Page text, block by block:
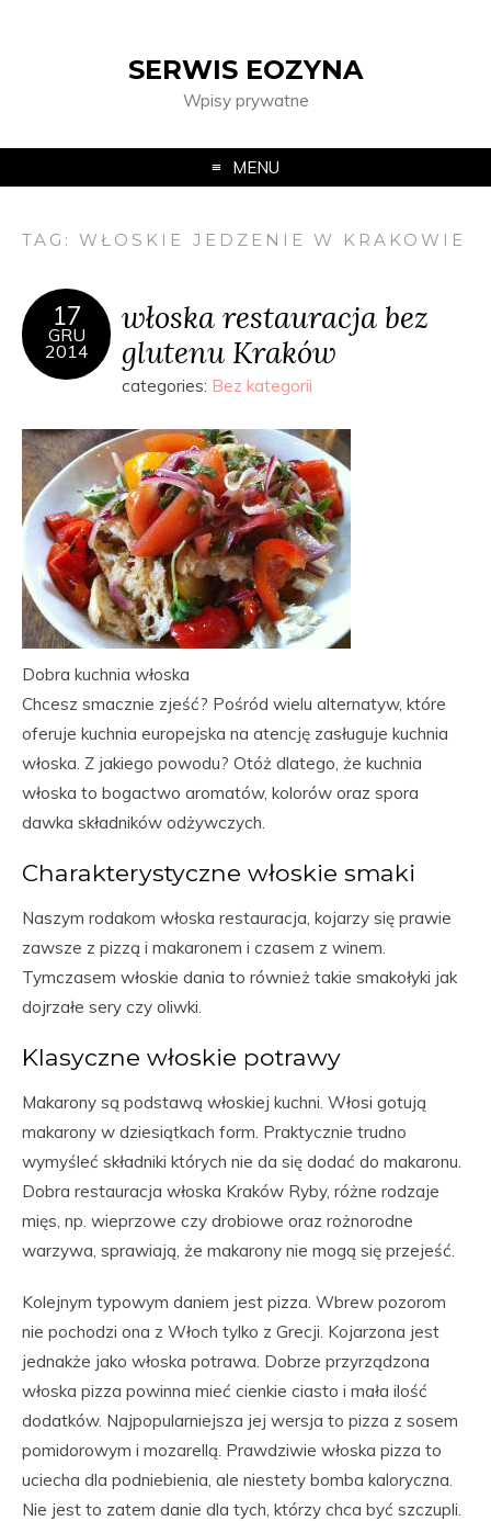
SERWIS EOZYNA
Wpisy prywatne
MENU
TAG:WŁOSKIE JEDZENIE W KRAKOWIE
17
GRU
2014
włoska restauracja bez
glutenu Kraków
categories: Bez kategorii
Dobra kuchnia włoska
Chcesz smacznie zjeść? Pośród wielu alternatyw, które
oferuje kuchnia europejska na atencję zasługuje kuchnia
włoska. Z jakiego powodu? Otóż dlatego, że kuchnia
włoska to bogactwo aromatów, kolorów oraz spora
dawka składników odżywczych.
Charakterystyczne włoskie smaki
Naszym rodakom włoska restauracja, kojarzy się prawie
zawsze z pizzą i makaronem i czasem z winem.
Tymczasem włoskie dania to również takie smakołyki jak
dojrzałe sery czy oliwki.
Klasyczne włoskie potrawy
Makarony są podstawą włoskiej kuchni. Włosi gotują
makarony w dziesiątkach form. Praktycznie trudno
wymyśleć składniki których nie da się dodać do makaronu.
Dobra restauracja włoska Kraków Ryby, różne rodzaje
mięs, np. wieprzowe czy drobiowe oraz rożnorodne
warzywa, sprawiają, że makarony nie mogą się przejeść.
Kolejnym typowym daniem jest pizza. Wbrew pozorom
nie pochodzi ona z Włoch tylko z Grecji. Kojarzona jest
jednakże jako włoska potrawa. Dobrze przyrządzona
włoska pizza powinna mieć cienkie ciasto i mała ilość
dodatków. Najpopularniejsza jej wersja to pizza z sosem
pomidorowym i mozarellą. Prawdziwie włoska pizza to
uciecha dla podniebienia, ale niestety bomba kaloryczna.
Nie jest to zatem danie dla tych, którzy chca być szczupli.